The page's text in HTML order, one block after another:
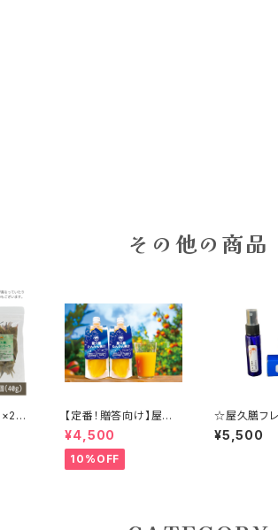
その他の商品
【定番！贈答向け】屋久
膳たんかん果汁（180ml
✕12本）
¥4,500
10%OFF
☆屋久膳フレ
☆【たんかん
（10ml✖１本
¥5,500